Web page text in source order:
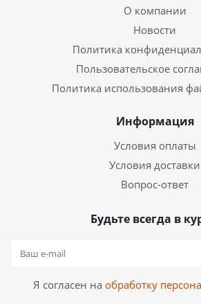
О компании
Новости
Политика
Пользовательское
Политика использования
Информация
Условия оплаты
Условия доставки
Вопрос-ответ
Будьте всегда в
Я согласен на обработку